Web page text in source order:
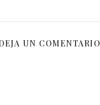
UN COMENTARIO